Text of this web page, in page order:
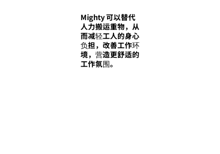
Mighty 可以替代
人力搬运重物，从
而减轻工人的身心
负担，改善工作环
境，营造更舒适的
工作氛围。